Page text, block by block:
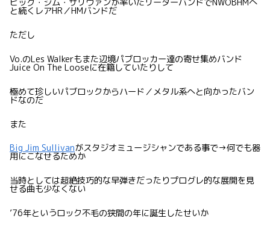
と続くレアHR／HMバンドだ
ただし
Vo.のLes Walkerもまた辺境パブロッカー達の寄せ集めバンド
Juice On The Looseに在籍していたりして
極めて珍しいパブロックからハード／メタル系へと向かったバン
ドなのだ
また
Big Jim Sullivanがスタジオミュージシャンである事で→何でも器
用にこなせるためか
当時としては超絶技巧的な早弾きだったりプログレ的な展開を見
せる曲も少なくない
’76年というロック不毛の狭間の年に誕生したせいか